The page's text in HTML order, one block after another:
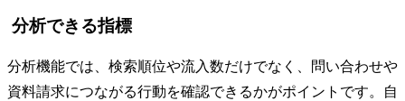
分析できる指標
分析機能では、検索順位や流入数だけでなく、問い合わせや
資料請求につながる行動を確認できるかがポイントです。自